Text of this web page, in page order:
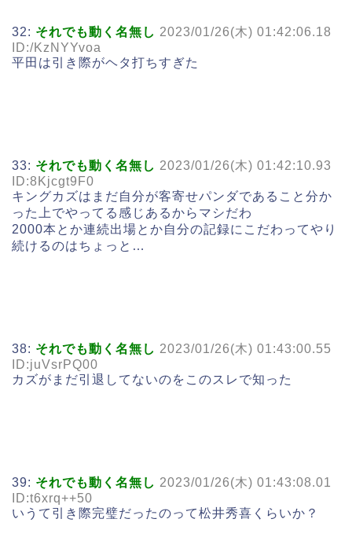
32: それでも動く名無し 2023/01/26(木) 01:42:06.18
ID:/KzNYYvoa
平田は引き際がヘタ打ちすぎた
33: それでも動く名無し 2023/01/26(木) 01:42:10.93
ID:8Kjcgt9F0
キングカズはまだ自分が客寄せパンダであること分か
った上でやってる感じあるからマシだわ
2000本とか連続出場とか自分の記録にこだわってやり
続けるのはちょっと…
38: それでも動く名無し 2023/01/26(木) 01:43:00.55
ID:juVsrPQ00
カズがまだ引退してないのをこのスレで知った
39: それでも動く名無し 2023/01/26(木) 01:43:08.01
ID:t6xrq++50
いうて引き際完璧だったのって松井秀喜くらいか？